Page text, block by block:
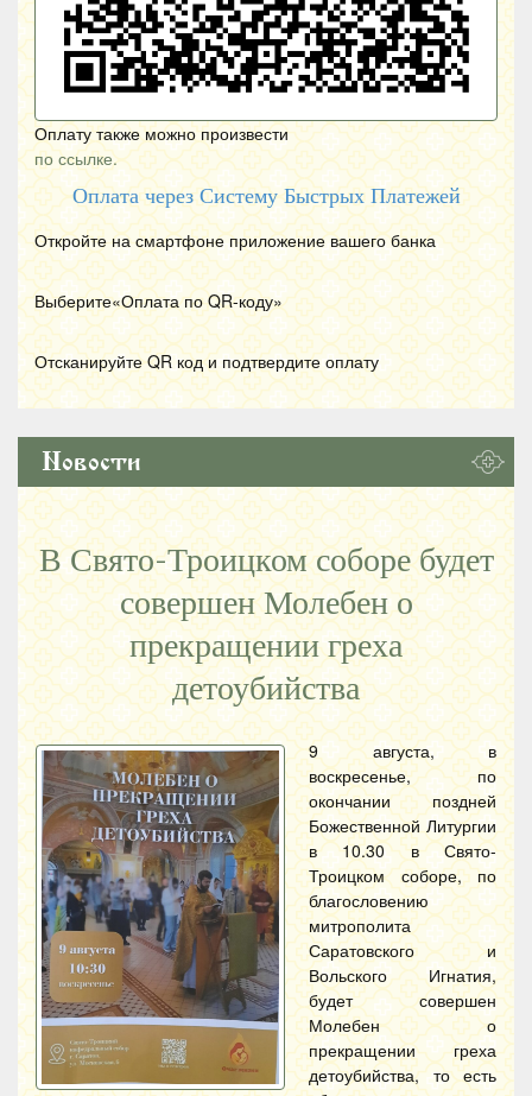
Оплату также можно произвести
по ссылке.
Оплата через Систему Быстрых Платежей
Откройте на смартфоне приложение вашего банка
Выберите«Оплата по QR-коду»
Отсканируйте QR код и подтвердите оплату
Новости
В Свято-Троицком соборе будет
совершен Молебен о
прекращении греха
детоубийства
9 августа, в
воскресенье, по
окончании поздней
Божественной Литургии
в 10.30 в Свято-
Троицком соборе, по
благословению
митрополита
Саратовского и
Вольского Игнатия,
будет совершен
Молебен о
прекращении греха
детоубийства, то есть